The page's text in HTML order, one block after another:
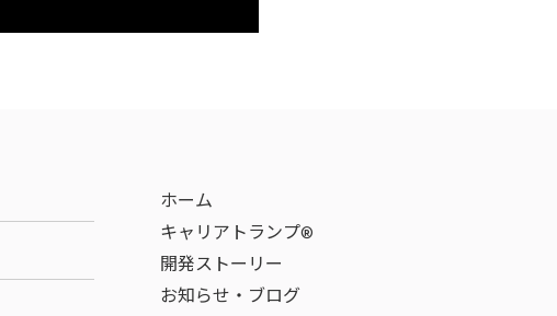
ホーム
キャリアトランプ®
開発ストーリー
お知らせ・ブログ